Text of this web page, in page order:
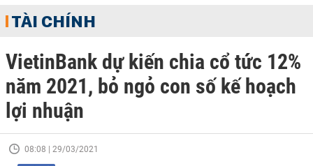
TÀI CHÍNH
VietinBank dự kiến chia cổ tức 12%
năm 2021, bỏ ngỏ con số kế hoạch
lợi nhuận
08:08 | 29/03/2021